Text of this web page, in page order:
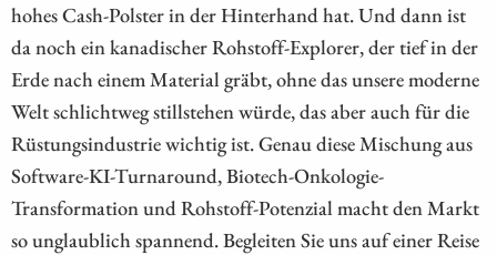
hohes Cash-Polster in der Hinterhand hat. Und dann ist
da noch ein kanadischer Rohstoff-Explorer, der tief in der
Erde nach einem Material gräbt, ohne das unsere moderne
Welt schlichtweg stillstehen würde, das aber auch für die
Rüstungsindustrie wichtig ist. Genau diese Mischung aus
Software-KI-Turnaround, Biotech-Onkologie-
Transformation und Rohstoff-Potenzial macht den Markt
so unglaublich spannend. Begleiten Sie uns auf einer Reise